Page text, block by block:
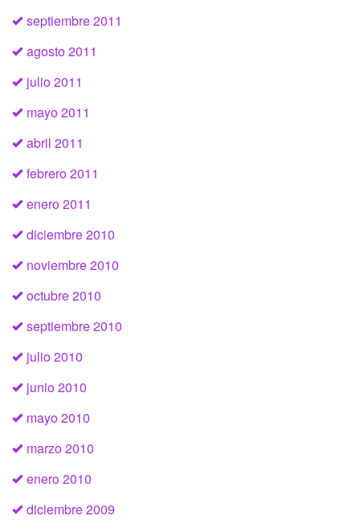
septiembre 2011
agosto 2011
julio 2011
mayo 2011
abril 2011
febrero 2011
enero 2011
diciembre 2010
noviembre 2010
octubre 2010
septiembre 2010
julio 2010
junio 2010
mayo 2010
marzo 2010
enero 2010
diciembre 2009